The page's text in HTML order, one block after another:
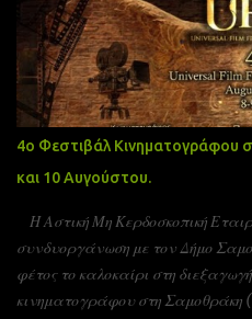
4ο Φεστιβάλ Κινηματογράφου
και 10 Αυγούστου.
Η Αστική Μη Κερδοσκοπική
συνδυοργάνωση με τον Δήμο
φέτος το καλοκαίρι στη
κινηματογράφου στη Σαμοθράκη